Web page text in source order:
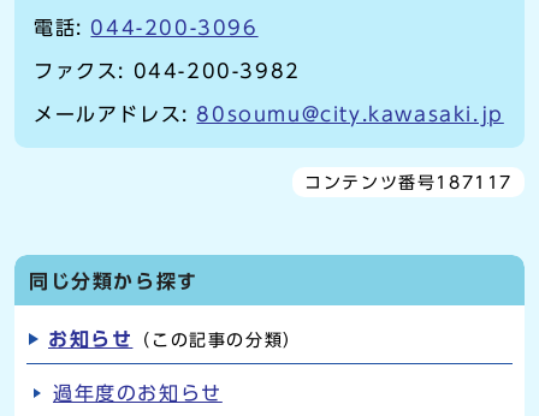
電話: 044-200-3096
ファクス: 044-200-3982
メールアドレス: 80soumu@city.kawasaki.jp
コンテンツ番号187117
同じ分類から探す
お知らせ （この記事の分類）
過年度のお知らせ